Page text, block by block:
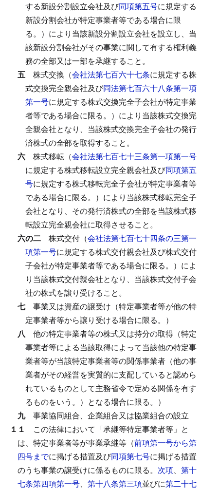
する新設分割設立会社及び同項第五号に規定する
新設分割会社が特定事業者等である場合に限
る。）により当該新設分割設立会社を設立し、当
該新設分割会社がその事業に関して有する権利義
務の全部又は一部を承継すること。
五 株式交換（会社法第七百六十七条に規定する株
式交換完全親会社及び同法第七百六十八条第一項
第一号に規定する株式交換完全子会社が特定事業
者等である場合に限る。）により当該株式交換完
全親会社となり、当該株式交換完全子会社の発行
済株式の全部を取得すること。
六 株式移転（会社法第七百七十三条第一項第一号
に規定する株式移転設立完全親会社及び同項第五
号に規定する株式移転完全子会社が特定事業者等
である場合に限る。）により当該株式移転完全子
会社となり、その発行済株式の全部を当該株式移
転設立完全親会社に取得させること。
六の二 株式交付（会社法第七百七十四条の三第一
項第一号に規定する株式交付親会社及び株式交付
子会社が特定事業者等である場合に限る。）によ
り当該株式交付親会社となり、当該株式交付子会
社の株式を譲り受けること。
七 事業又は資産の譲受け（特定事業者等が他の特
定事業者等から譲り受ける場合に限る。）
八 他の特定事業者等の株式又は持分の取得（特定
事業者等による当該取得によって当該他の特定事
業者等が当該特定事業者等の関係事業者（他の事
業者がその経営を実質的に支配していると認めら
れているものとして主務省令で定める関係を有す
るものをいう。）となる場合に限る。）
九 事業協同組合、企業組合又は協業組合の設立
１１ この法律において「承継等特定事業者等」と
は、特定事業者等が事業承継等（前項第一号から第
四号までに掲げる措置及び同項第七号に掲げる措置
のうち事業の譲受けに係るものに限る。 次項、 第十
七条第四項第一号、 第十八条第三項並びに第二十七